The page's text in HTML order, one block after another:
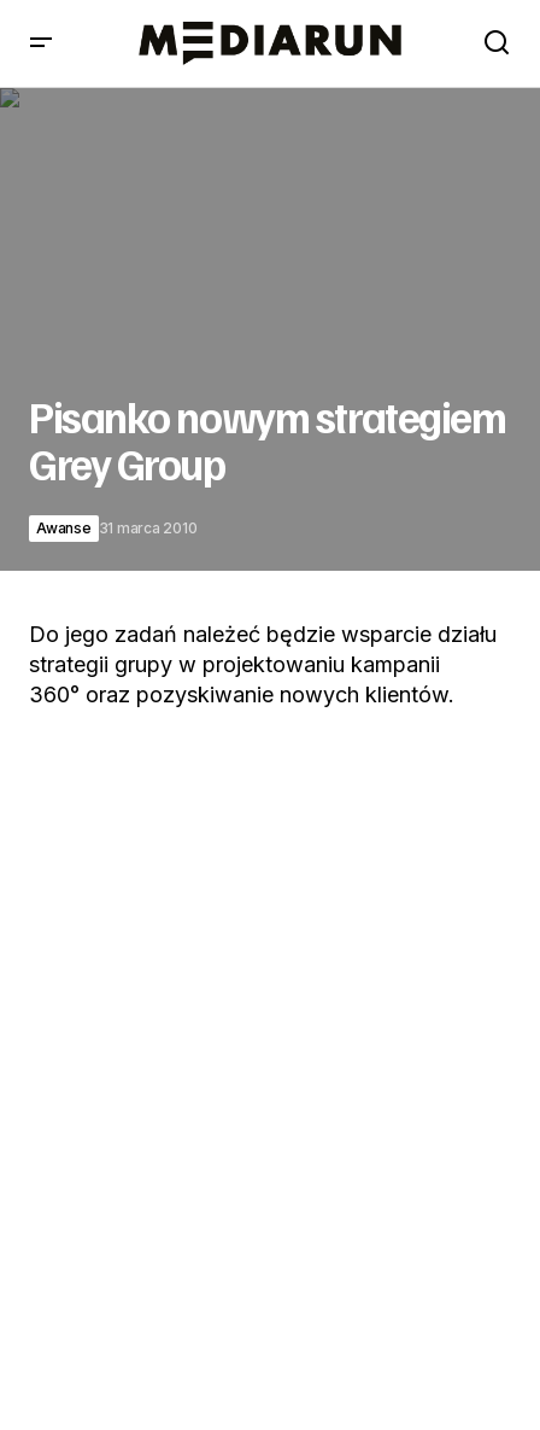
Pisanko nowym strategiem
Grey Group
Awanse 31 marca 2010
Do jego zadań należeć będzie wsparcie działu
strategii grupy w projektowaniu kampanii
360° oraz pozyskiwanie nowych klientów.